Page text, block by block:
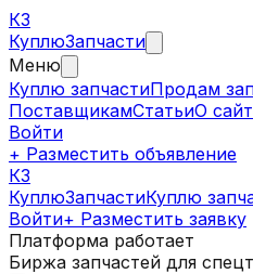
КЗ
КуплюЗапчасти
Меню
Куплю запчастиПродам
ПоставщикамСтатьиО
Войти
+ Разместить объявление
КЗ
КуплюЗапчастиКуплю
Войти+ Разместить заявку
Платформа работает
Биржа запчастей для